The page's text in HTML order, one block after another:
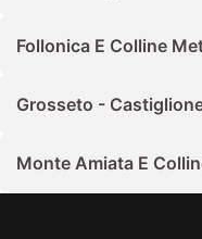
Follonica E Colline
Grosseto -
Monte Amiata E